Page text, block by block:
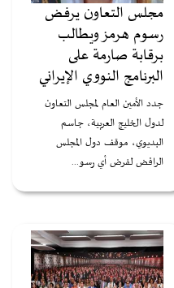
مجلس التعاون يرفض
رسوم هرمز ويطالب
برقابة صارمة على
البرنامج النووي الإيراني
جدد الأمين العام لمجلس التعاون
لدول الخليج العربية، جاسم
البديوي، موقف دول المجلس
الرافض لفرض أي رسو...